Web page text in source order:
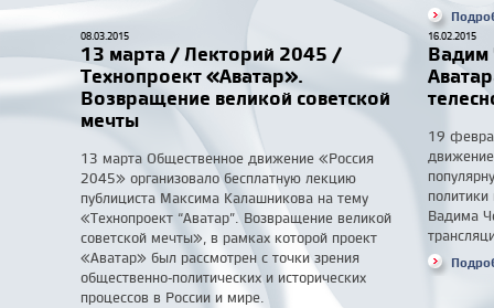
08.03.2015
13 марта / Лекторий 2045 /
Технопроект «Аватар».
Возвращение великой советской
мечты
13 марта Общественное движение «Россия
2045» организовало бесплатную лекцию
публициста Максима Калашникова на тему
«Технопроект “Аватар”. Возвращение великой
советской мечты», в рамках которой проект
«Аватар» был рассмотрен с точки зрения
общественно-политических и исторических
процессов в России и мире.
16.02.2015
Вадим
19
Вадима